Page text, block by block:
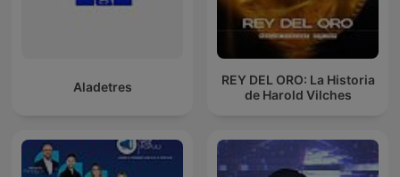
Aladetres
REY DEL ORO: La Historia
de Harold Vilches